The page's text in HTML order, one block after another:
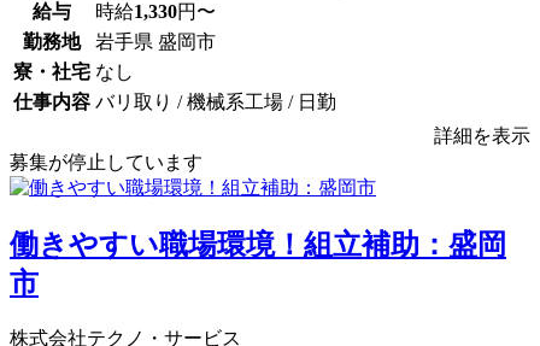
給与 時給1,330円〜
勤務地
岩手県 盛岡市
寮・社宅 なし
仕事内容 バリ取り / 機械系工場 / 日勤
詳細を表示
募集が停止しています
働きやすい職場環境！組立補助：盛岡
市
株式会社テクノ・サービス